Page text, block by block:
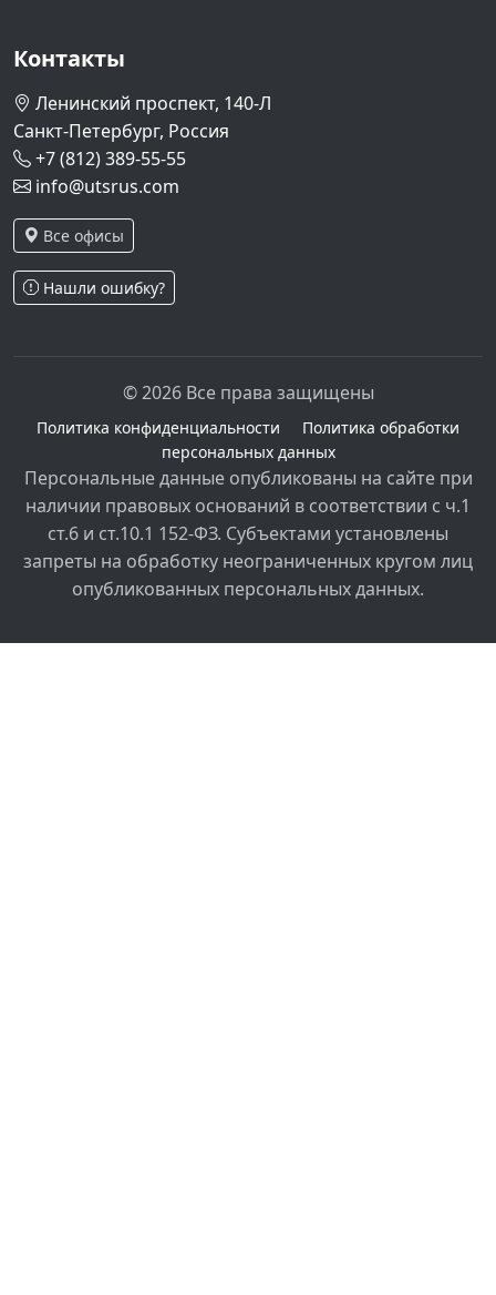
Контакты
Ленинский проспект, 140-Л
Санкт-Петербург, Россия
+7 (812) 389-55-55
info@utsrus.com
Все офисы
Нашли ошибку?
© 2026 Все права защищены
Политика конфиденциальности
Политика обработки
персональных данных
Персональные данные опубликованы на сайте при
наличии правовых оснований в соответствии с ч.1
ст.6 и ст.10.1 152-ФЗ. Субъектами установлены
запреты на обработку неограниченных кругом лиц
опубликованных персональных данных.